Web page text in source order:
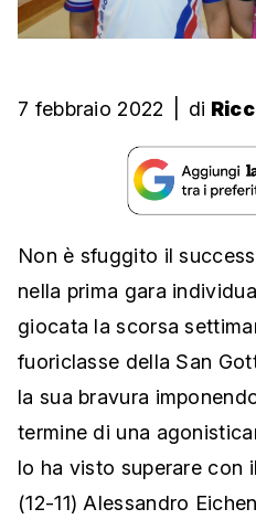
7 febbraio 2022 di
Non è sfuggito il
nella prima gara
giocata la scorsa
fuoriclasse della San
la sua bravura
termine di una
lo ha visto superare con
(12-11) Alessandro